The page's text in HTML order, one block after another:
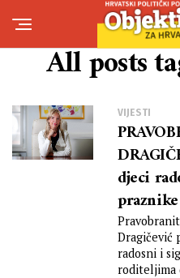
All posts
VIJESTI
djeci
praznike
Dragičević
radosni i
roditeljima